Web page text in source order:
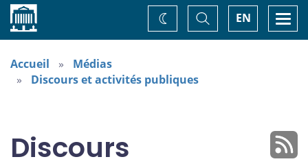
Accueil EN
Basculer
la
recherche
Changez
de
Accueil
Médias
Discours et activités publiques
Discours